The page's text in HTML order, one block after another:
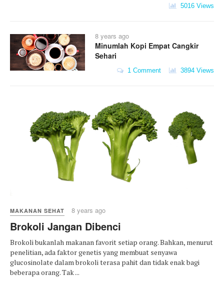
5016 Views
8 years ago
Minumlah Kopi Empat Cangkir
Sehari
1 Comment 3894 Views
MAKANAN SEHAT 8 years ago
Brokoli Jangan Dibenci
Brokoli bukanlah makanan favorit setiap orang. Bahkan, menurut
penelitian, ada faktor genetis yang membuat senyawa
glucosinolate dalam brokoli terasa pahit dan tidak enak bagi
beberapa orang. Tak ...